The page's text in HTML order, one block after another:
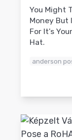
You Might
Money But
For It's
Hat.
anderson